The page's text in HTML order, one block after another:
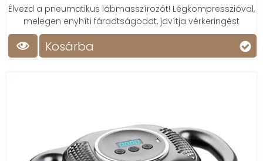
Élvezd a pneumatikus lábmasszírozót! Légkompresszióval,
melegen enyhíti fáradtságodat, javítja vérkeringést
Kosárba